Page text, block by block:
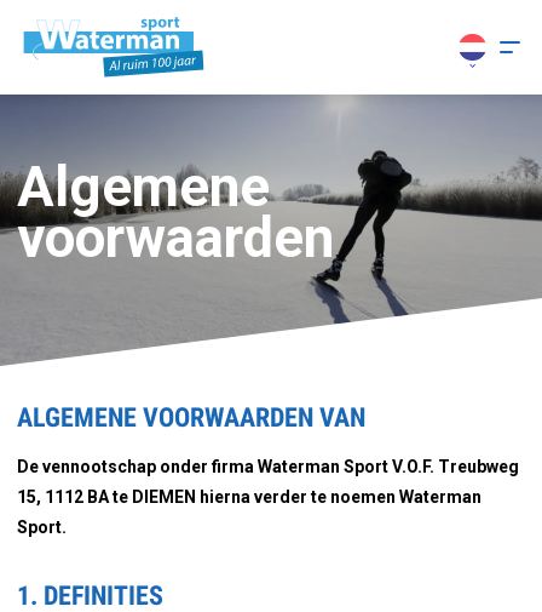
Algemene
voorwaarden
ALGEMENE VOORWAARDEN VAN
De vennootschap onder firma Waterman Sport V.O.F. Treubweg
15, 1112 BA te DIEMEN hierna verder te noemen Waterman
Sport.
1. DEFINITIES